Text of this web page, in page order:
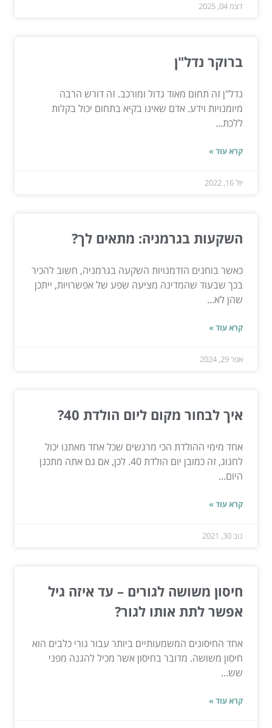
דצמ 04, 2025
ברוקר נדל"ן
נדל"ן זה תחום מאוד גדול ומורכב. זה דורש הרבה
מיומנויות וידע. אדם שאינו בקיא בתחום יכול בקלות
ללכת...
קרא עוד »
יול 16, 2022
השקעות בגרמניה: מתאים לך?
כאשר בוחנים הזדמנויות השקעה בגרמניה, חשוב להכיר
בכך שבעוד שהמדינה מציעה שפע של אפשרויות, ייתכן
שהן לא...
קרא עוד »
אפר 29, 2024
איך לבחור מקום ליום הולדת 40?
אחד מימי ההולדת הכי מרגשים שכל אחד מאתנו יכול
לחגוג, זה כמובן יום הולדת 40. לכן, אם גם אתה מתכנן
היום...
קרא עוד »
נוב 30, 2021
חיסון משושה לגורים – עד איזה גיל
אפשר לתת אותו לגור?
אחד החיסונים המשמעותיים ביותר עבור גורי כלבים הוא
חיסון משושה. מדובר בחיסון אשר מכיל להגנה מפני
שש...
קרא עוד »